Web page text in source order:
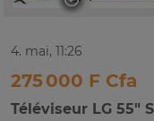
4. mai, 11:26
275 000 F Cfa
Téléviseur LG 55"